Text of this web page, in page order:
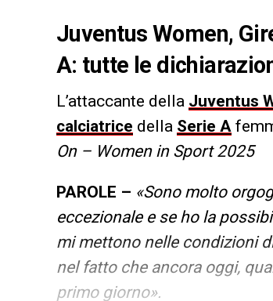
Juventus Women,
A: tutte le
L’attaccante della Juventus
calciatrice della Serie A
On – Women in Sport 2025
PAROLE – «Sono molto
eccezionale e se ho la
mi mettono nelle condizioni
nel fatto che ancora oggi,
primo giorno».